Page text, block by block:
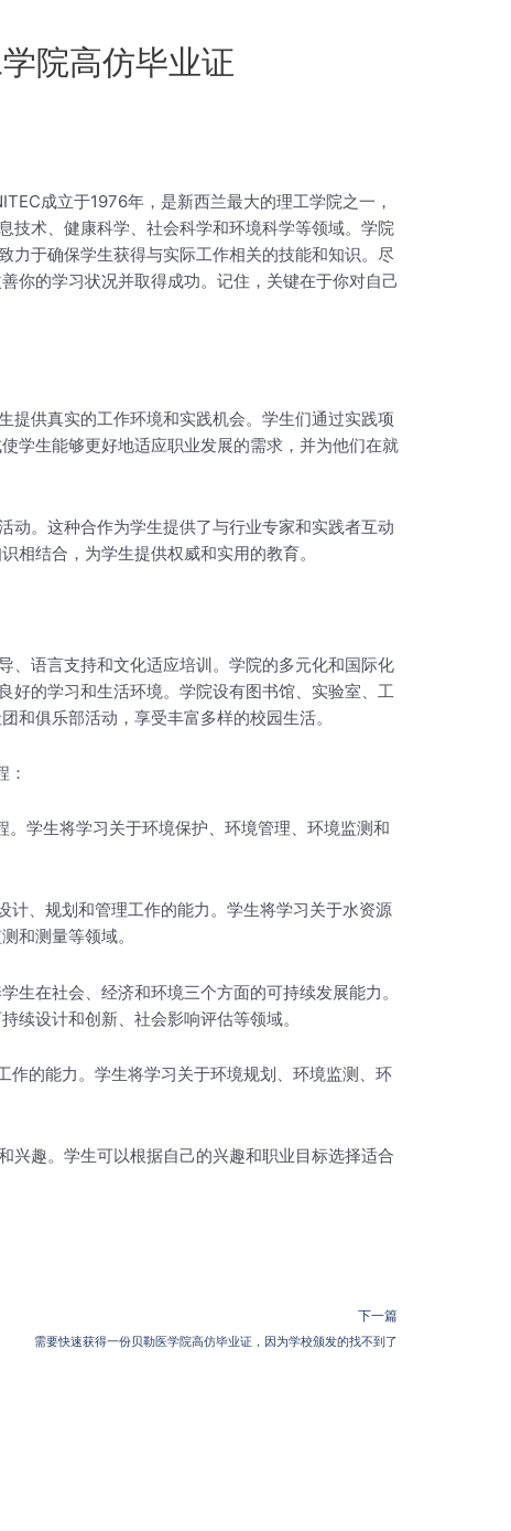
院高仿毕业证
成立于1976年，是新西兰最大的理工学院之一，
技术、健康科学、社会科学和环境科学等领域。学院
力于确保学生获得与实际工作相关的技能和知识。尽
善你的学习状况并取得成功。记住，关键在于你对自己
提供真实的工作环境和实践机会。学生们通过实践项
学生能够更好地适应职业发展的需求，并为他们在就
动。这种合作为学生提供了与行业专家和实践者互动
相结合，为学生提供权威和实用的教育。
、语言支持和文化适应培训。学院的多元化和国际化
好的学习和生活环境。学院设有图书馆、实验室、工
和俱乐部活动，享受丰富多样的校园生活。
学生将学习关于环境保护、环境管理、环境监测和
、规划和管理工作的能力。学生将学习关于水资源
和测量等领域。
在社会、经济和环境三个方面的可持续发展能力。
续设计和创新、社会影响评估等领域。
的能力。学生将学习关于环境规划、环境监测、环
兴趣。学生可以根据自己的兴趣和职业目标选择适合
下一篇
需要快速获得一份贝勒医学院高仿毕业证，因为学校颁发的找不到了